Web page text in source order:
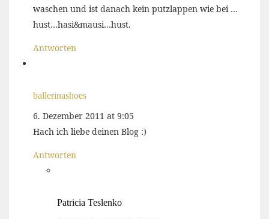
waschen und ist danach kein putzlappen wie bei …
hust…hasi&mausi…hust.
Antworten
ballerinashoes
6. Dezember 2011 at 9:05
Hach ich liebe deinen Blog :)
Antworten
Patricia Teslenko